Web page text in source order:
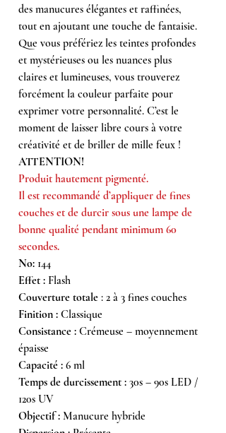
des manucures élégantes et raffinées,
tout en ajoutant une touche de fantaisie.
Que vous préfériez les teintes profondes
et mystérieuses ou les nuances plus
claires et lumineuses, vous trouverez
forcément la couleur parfaite pour
exprimer votre personnalité. C’est le
moment de laisser libre cours à votre
créativité et de briller de mille feux !
ATTENTION!
Produit hautement pigmenté.
Il est recommandé d’appliquer de fines
couches et de durcir sous une lampe de
bonne qualité pendant minimum 60
secondes.
No: 144
Effet : Flash
Couverture totale : 2 à 3 fines couches
Finition : Classique
Consistance : Crémeuse – moyennement
épaisse
Capacité : 6 ml
Temps de durcissement : 30s – 90s LED /
120s UV
Objectif : Manucure hybride